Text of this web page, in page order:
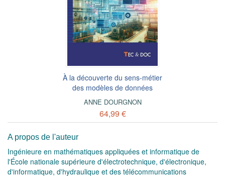
À la découverte du sens-métier
des modèles de données
ANNE DOURGNON
64,99 €
A propos de l'auteur
Ingénieure en mathématiques appliquées et informatique de
l'École nationale supérieure d'électrotechnique, d'électronique,
d'informatique, d'hydraulique et des télécommunications